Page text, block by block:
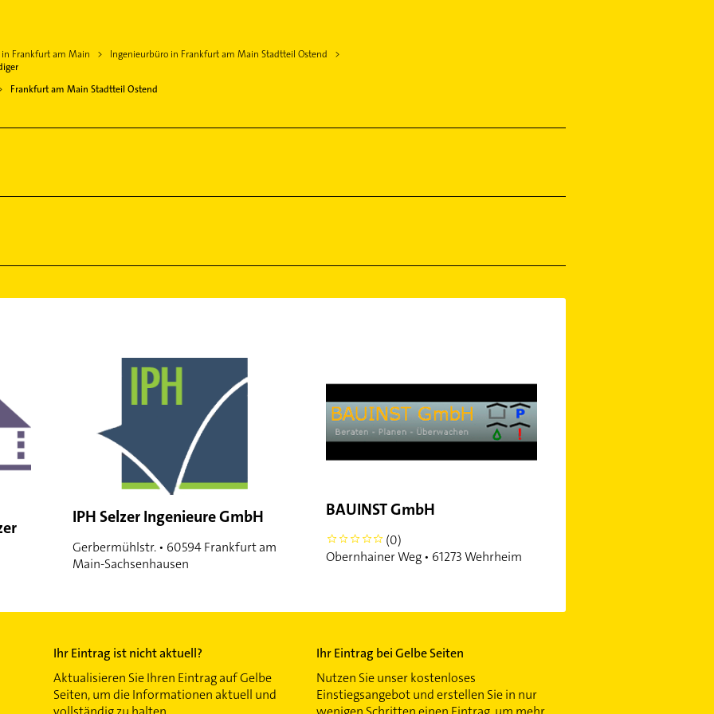
Frankfurt am Main
Ingenieurbüro in Frankfurt am Main Stadtteil Ostend
Frankfurt am Main Stadtteil Ostend
IPH Selzer Ingenieure GmbH
Gerbermühlstr. • 60594 Frankfurt am
Main-Sachsenhausen
BAUINST GmbH
0
(0)
Obernhainer Weg • 61273 Wehrheim
Ihr Eintrag ist nicht aktuell?
Aktualisieren Sie Ihren Eintrag auf Gelbe
Seiten, um die Informationen aktuell und
Ihr Eintrag bei Gelbe Seiten
Nutzen Sie unser kostenloses
Einstiegsangebot und erstellen Sie in nur